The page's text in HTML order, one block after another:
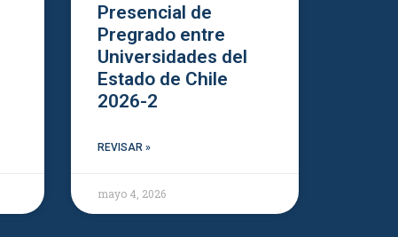
Presencial de
Pregrado entre
Universidades del
Estado de Chile
2026-2
REVISAR »
mayo 4, 2026